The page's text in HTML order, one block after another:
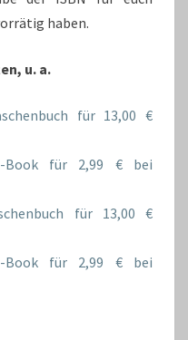
haben.
u. a.
für 13,00 €
Book für 2,99 € bei
für 13,00 €
Book für 2,99 € bei